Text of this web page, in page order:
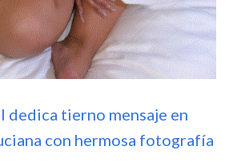
dedica tierno mensaje en
con hermosa fotografía